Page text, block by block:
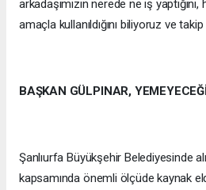
arkadaşımızın nerede ne iş yaptığını,
amaçla kullanıldığını biliyoruz ve takip
BAŞKAN GÜLPINAR,
Şanlıurfa Büyükşehir Belediyesinde
kapsamında önemli ölçüde kaynak